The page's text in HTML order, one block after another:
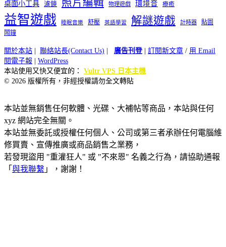
桌面小工具 濾鏡 照片編輯 物理遊戲 環境音 療癒
益智遊戲 睡眠音樂 舒壓 英語學習 解謎遊戲 計時器
貼圖
鬧鐘
關於本站 聯絡站長(Contact Us) 廣告刊登| 訂閱新文章 / 用 Email
閱電子報
WordPress
本站使用又快又便宜的： Vultr VPS 日本主機
© 2026 版權所有，非經授權請勿全文轉貼
本站並無銷售任何軟體、光碟、大補帖等商品，本站與任何
xyz 網站完全無關。
本站並無委託或授權任何個人、公司或第三者承辦任何電腦維
修買賣、宣傳推廣或商品銷售之業務，
若發現盜用 "重灌狂人" 或 "不來恩" 名義之行為，請協助通報
「 與我聯繫 」，謝謝！